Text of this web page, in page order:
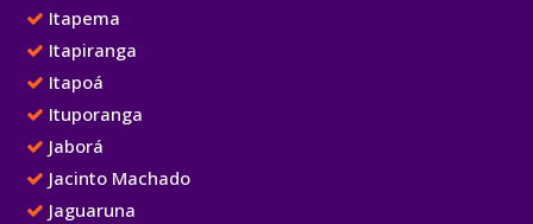
Itapema
Itapiranga
Itapoá
Ituporanga
Jaborá
Jacinto Machado
Jaguaruna